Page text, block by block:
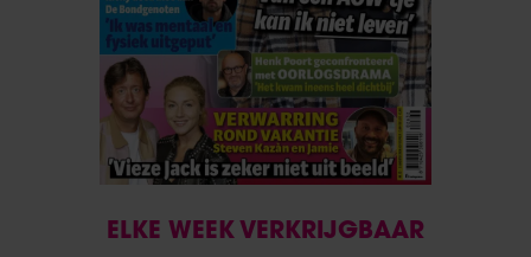
ELKE WEEK VERKRIJGBAAR